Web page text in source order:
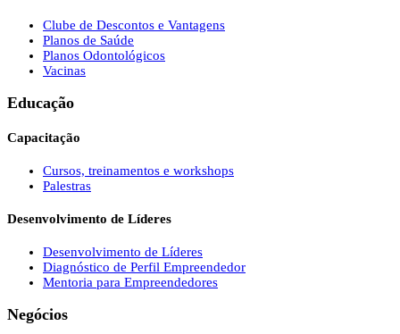
Clube de Descontos e Vantagens
Planos de Saúde
Planos Odontológicos
Vacinas
Educação
Capacitação
Cursos, treinamentos e workshops
Palestras
Desenvolvimento de Líderes
Desenvolvimento de Líderes
Diagnóstico de Perfil Empreendedor
Mentoria para Empreendedores
Negócios